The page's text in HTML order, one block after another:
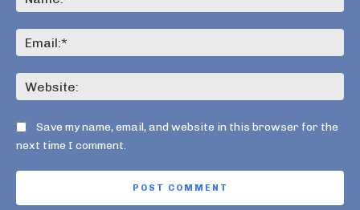
Save my name, email, and website in this browser for the
next time I comment.